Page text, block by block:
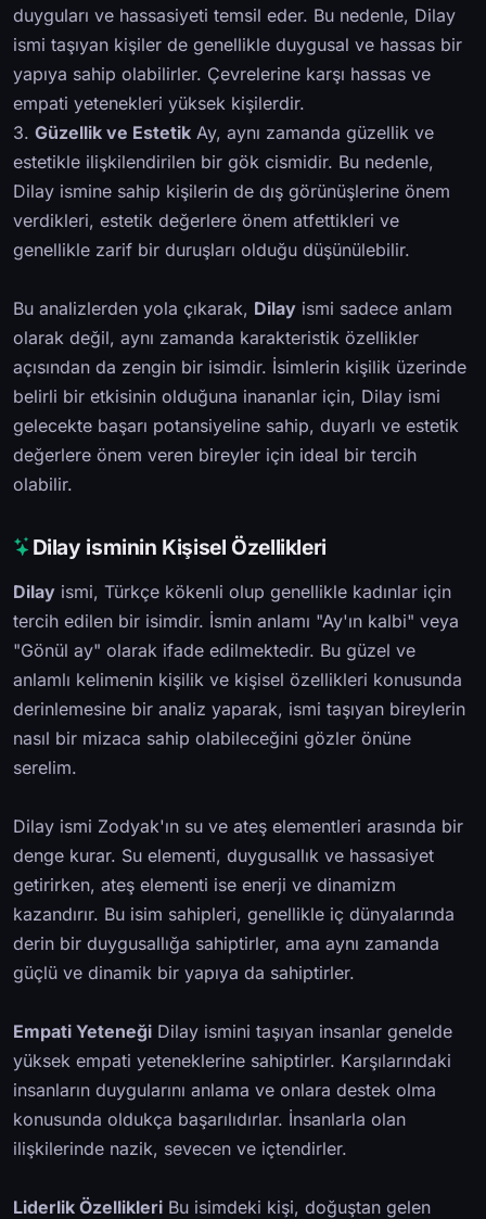
duyguları ve hassasiyeti temsil eder. Bu nedenle, Dilay
ismi taşıyan kişiler de genellikle duygusal ve hassas bir
yapıya sahip olabilirler. Çevrelerine karşı hassas ve
empati yetenekleri yüksek kişilerdir.
3. Güzellik ve Estetik Ay, aynı zamanda güzellik ve
estetikle ilişkilendirilen bir gök cismidir. Bu nedenle,
Dilay ismine sahip kişilerin de dış görünüşlerine önem
verdikleri, estetik değerlere önem atfettikleri ve
genellikle zarif bir duruşları olduğu düşünülebilir.
Bu analizlerden yola çıkarak, Dilay ismi sadece anlam
olarak değil, aynı zamanda karakteristik özellikler
açısından da zengin bir isimdir. İsimlerin kişilik üzerinde
belirli bir etkisinin olduğuna inananlar için, Dilay ismi
gelecekte başarı potansiyeline sahip, duyarlı ve estetik
değerlere önem veren bireyler için ideal bir tercih
olabilir.
Dilay isminin Kişisel Özellikleri
Dilay ismi, Türkçe kökenli olup genellikle kadınlar için
tercih edilen bir isimdir. İsmin anlamı "Ay'ın kalbi" veya
"Gönül ay" olarak ifade edilmektedir. Bu güzel ve
anlamlı kelimenin kişilik ve kişisel özellikleri konusunda
derinlemesine bir analiz yaparak, ismi taşıyan bireylerin
nasıl bir mizaca sahip olabileceğini gözler önüne
serelim.
Dilay ismi Zodyak'ın su ve ateş elementleri arasında bir
denge kurar. Su elementi, duygusallık ve hassasiyet
getirirken, ateş elementi ise enerji ve dinamizm
kazandırır. Bu isim sahipleri, genellikle iç dünyalarında
derin bir duygusallığa sahiptirler, ama aynı zamanda
güçlü ve dinamik bir yapıya da sahiptirler.
Empati Yeteneği Dilay ismini taşıyan insanlar genelde
yüksek empati yeteneklerine sahiptirler. Karşılarındaki
insanların duygularını anlama ve onlara destek olma
konusunda oldukça başarılıdırlar. İnsanlarla olan
ilişkilerinde nazik, sevecen ve içtendirler.
Liderlik Özellikleri Bu isimdeki kişi, doğuştan gelen